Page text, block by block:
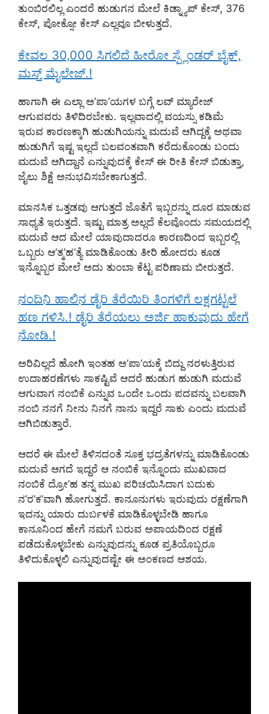
ತುಂಬಿರಲಿಲ್ಲ ಎಂದರೆ ಹುಡುಗನ ಮೇಲೆ ಕಿಡ್ನ್ಯಾಪ್ ಕೇಸ್, 376
ಕೇಸ್, ಪೋಕ್ಸೋ ಕೇಸ್ ಎಲ್ಲವೂ ಬೀಳುತ್ತದೆ.
ಕೇವಲ 30,000 ಸಿಗಲಿದೆ ಹೀರೋ ಸ್ಪ್ಲೆಂಡರ್ ಬೈಕ್,
ಮಸ್ತ್ ಮೈಲೇಜ್.!
ಹಾಗಾಗಿ ಈ ಎಲ್ಲಾ ಅ’ಪಾ’ಯಗಳ ಬಗ್ಗೆ ಲವ್ ಮ್ಯಾರೇಜ್
ಆಗುವವರು ತಿಳಿದಿರಬೇಕು. ಇಲ್ಲವಾದಲ್ಲಿ ವಯಸ್ಸು ಕಡಿಮೆ
ಇರುವ ಕಾರಣಕ್ಕಾಗಿ ಹುಡುಗಿಯನ್ನು ಮದುವೆ ಆಗಿದ್ದಕ್ಕೆ ಅಥವಾ
ಹುಡುಗಿಗೆ ಇಷ್ಟ ಇಲ್ಲದೆ ಬಲವಂತವಾಗಿ ಕರೆದುಕೊಂಡು ಬಂದು
ಮದುವೆ ಆಗಿದ್ದಾನೆ ಎನ್ನುವುದಕ್ಕೆ ಕೇಸ್ ಈ ರೀತಿ ಕೇಸ್ ಬಿಡುತ್ತಾ,
ಜೈಲು ಶಿಕ್ಷೆ ಅನುಭವಿಸಬೇಕಾಗುತ್ತದೆ.
ಮಾನಸಿಕ ಒತ್ತಡವು ಆಗುತ್ತದೆ ಜೊತೆಗೆ ಇಬ್ಬರನ್ನು ದೂರ ಮಾಡುವ
ಸಾಧ್ಯತೆ ಇರುತ್ತದೆ. ಇಷ್ಟು ಮಾತ್ರ ಅಲ್ಲದೆ ಕೆಲವೊಂದು ಸಮಯದಲ್ಲಿ
ಮದುವೆ ಆದ ಮೇಲೆ ಯಾವುದಾದರೂ ಕಾರಣದಿಂದ ಇಬ್ಬರಲ್ಲಿ
ಒಬ್ಬರು ಆ’ತ್ಮ’ಹ’ತ್ಯೆ ಮಾಡಿಕೊಂಡು ತೀರಿ ಹೋದರು ಕೂಡ
ಇನ್ನೊಬ್ಬರ ಮೇಲೆ ಅದು ತುಂಬಾ ಕೆಟ್ಟ ಪರಿಣಾಮ ಬೀರುತ್ತದೆ.
ನಂದಿನಿ ಹಾಲಿನ ಡೈರಿ ತೆರೆಯಿರಿ ತಿಂಗಳಿಗೆ ಲಕ್ಷಗಟ್ಟಲೆ
ಹಣ ಗಳಿಸಿ.! ಡೈರಿ ತೆರೆಯಲು ಅರ್ಜಿ ಹಾಕುವುದು ಹೇಗೆ
ನೋಡಿ.!
ಅರಿವಿಲ್ಲದೆ ಹೋಗಿ ಇಂತಹ ಅ’ಪಾ’ಯಕ್ಕೆ ಬಿದ್ದು ನರಳುತ್ತಿರುವ
ಉದಾಹರಣೆಗಳು ಸಾಕಷ್ಟಿವೆ ಆದರೆ ಹುಡುಗ ಹುಡುಗಿ ಮದುವೆ
ಆಗುವಾಗ ನಂಬಿಕೆ ಎನ್ನುವ ಒಂದೇ ಒಂದು ಪದವನ್ನು ಬಲವಾಗಿ
ನಂಬಿ ನನಗೆ ನೀನು ನಿನಗೆ ನಾನು ಇದ್ದರೆ ಸಾಕು ಎಂದು ಮದುವೆ
ಆಗಿಬಿಡುತ್ತಾರೆ.
ಆದರೆ ಈ ಮೇಲೆ ತಿಳಿಸದಂತೆ ಸೂಕ್ತ ಭದ್ರತೆಗಳನ್ನು ಮಾಡಿಕೊಂಡು
ಮದುವೆ ಆಗದೆ ಇದ್ದರೆ ಆ ನಂಬಿಕೆ ಇನ್ನೊಂದು ಮುಖವಾದ
ನಂಬಿಕೆ ದ್ರೋ’ಹ ತನ್ನ ಮುಖ ಪರಿಚಯಿಸಿದಾಗ ಬದುಕು
ನ’ರ’ಕ’ವಾಗಿ ಹೋಗುತ್ತದೆ. ಕಾನೂನುಗಳು ಇರುವುದು ರಕ್ಷಣೆಗಾಗಿ
ಇದನ್ನು ಯಾರು ದುರ್ಬಳಕೆ ಮಾಡಿಕೊಳ್ಳಬೇಡಿ ಹಾಗೂ
ಕಾನೂನಿಂದ ಹೇಗೆ ನಮಗೆ ಬರುವ ಅಪಾಯದಿಂದ ರಕ್ಷಣೆ
ಪಡೆದುಕೊಳ್ಳಬೇಕು ಎನ್ನುವುದನ್ನು ಕೂಡ ಪ್ರತಿಯೊಬ್ಬರೂ
ತಿಳಿದುಕೊಳ್ಳಲಿ ಎನ್ನುವುದಷ್ಟೇ ಈ ಅಂಕಣದ ಆಶಯ.